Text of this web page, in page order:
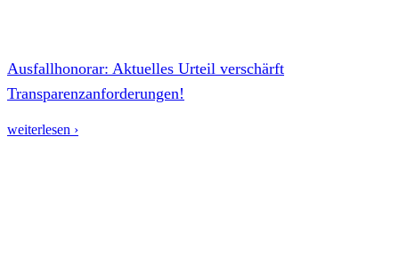
Ausfallhonorar: Aktuelles Urteil verschärft
Transparenzanforderungen!
weiterlesen ›